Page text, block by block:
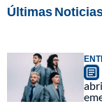
Últimas